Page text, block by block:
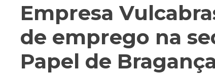
Empresa
de emprego na
Papel de